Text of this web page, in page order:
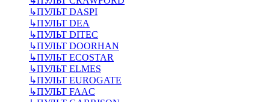
↳ПУЛЬТ DASPI
↳ПУЛЬТ DEA
↳ПУЛЬТ DITEC
↳ПУЛЬТ DOORHAN
↳ПУЛЬТ ECOSTAR
↳ПУЛЬТ ELMES
↳ПУЛЬТ EUROGATE
↳ПУЛЬТ FAAC